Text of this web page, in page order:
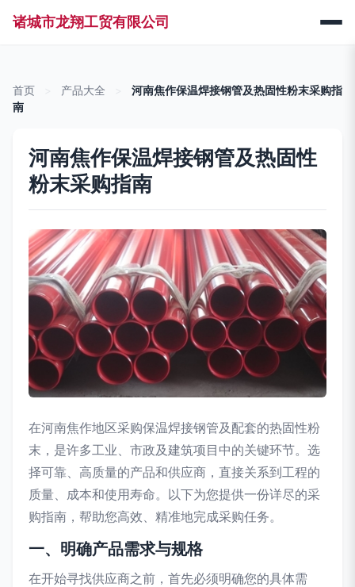
诸城市龙翔工贸有限公司
首页 产品大全
河南焦作保温焊接钢管及热固性粉末采购指
南
河南焦作保温焊接钢管及热固性
粉末采购指南
在河南焦作地区采购保温焊接钢管及配套的热固性粉
末，是许多工业、市政及建筑项目中的关键环节。选
择可靠、高质量的产品和供应商，直接关系到工程的
质量、成本和使用寿命。以下为您提供一份详尽的采
购指南，帮助您高效、精准地完成采购任务。
一、明确产品需求与规格
在开始寻找供应商之前，首先必须明确您的具体需